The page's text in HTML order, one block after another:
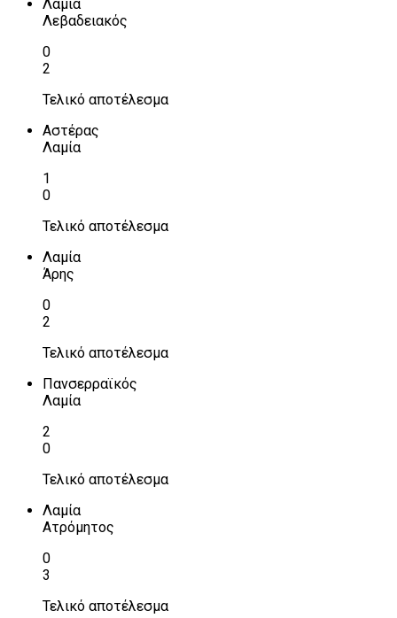
Λαμία
Λεβαδειακός
0
2
Τελικό αποτέλεσμα
Αστέρας
Λαμία
1
0
Τελικό αποτέλεσμα
Λαμία
Άρης
0
2
Τελικό αποτέλεσμα
Πανσερραϊκός
Λαμία
2
0
Τελικό αποτέλεσμα
Λαμία
Ατρόμητος
0
3
Τελικό αποτέλεσμα